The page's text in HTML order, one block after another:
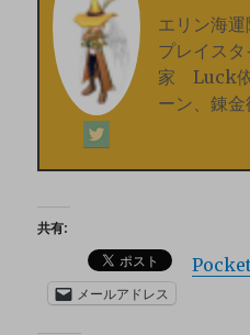
エリン海運
プレイス
家 Luck依
ーン、錬
共有:
メールアドレス